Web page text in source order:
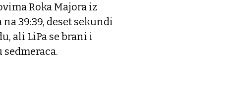
Roka Majora iz
39:39, deset sekundi
ali LiPa se brani i